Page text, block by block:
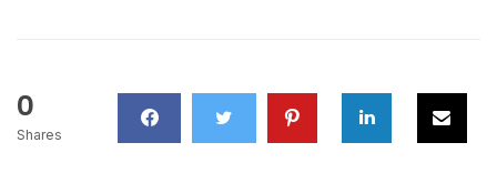
0
Shares